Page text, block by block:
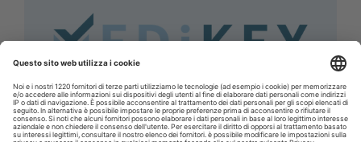
Iscriviti gratuitamente al servizio per ricevere la
nostra newsletter quotidiana con le notizie del
giorno. Oppure accedi al tuo account Medikey
per consultare i contenuti a te riservati